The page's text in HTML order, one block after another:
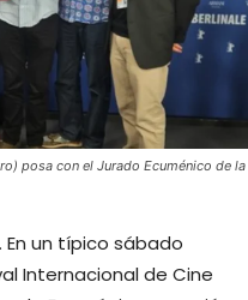
posa con el Jurado Ecuménico de la
En un típico sábado
Internacional de Cine